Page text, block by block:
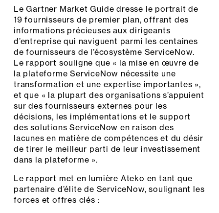
Le Gartner Market Guide dresse le portrait de
19 fournisseurs de premier plan, offrant des
informations précieuses aux dirigeants
d’entreprise qui naviguent parmi les centaines
de fournisseurs de l’écosystème ServiceNow.
Le rapport souligne que « la mise en œuvre de
la plateforme ServiceNow nécessite une
transformation et une expertise importantes »,
et que « la plupart des organisations s’appuient
sur des fournisseurs externes pour les
décisions, les implémentations et le support
des solutions ServiceNow en raison des
lacunes en matière de compétences et du désir
de tirer le meilleur parti de leur investissement
dans la plateforme ».
Le rapport met en lumière Ateko en tant que
partenaire d’élite de ServiceNow, soulignant les
forces et offres clés :